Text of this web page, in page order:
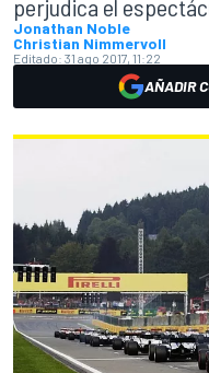
perjudica el
Jonathan Noble
Christian Nimmervoll
Editado: 31 ago 2017, 11:22
AÑADIR